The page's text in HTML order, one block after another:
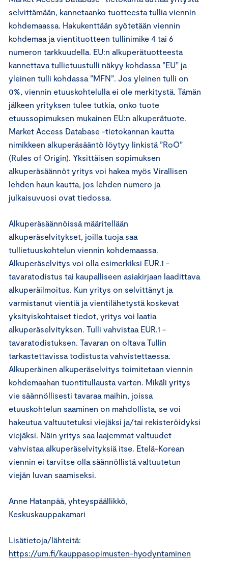
selvittämään, kannetaanko tuotteesta tullia viennin
kohdemaassa. Hakukenttään syötetään viennin
kohdemaa ja vientituotteen tullinimike 4 tai 6
numeron tarkkuudella. EU:n alkuperätuotteesta
kannettava tullietuustulli näkyy kohdassa ”EU” ja
yleinen tulli kohdassa ”MFN”. Jos yleinen tulli on
0%, viennin etuuskohtelulla ei ole merkitystä. Tämän
jälkeen yrityksen tulee tutkia, onko tuote
etuussopimuksen mukainen EU:n alkuperätuote.
Market Access Database -tietokannan kautta
nimikkeen alkuperäsääntö löytyy linkistä ”RoO”
(Rules of Origin). Yksittäisen sopimuksen
alkuperäsäännöt yritys voi hakea myös Virallisen
lehden haun kautta, jos lehden numero ja
julkaisuvuosi ovat tiedossa.
Alkuperäsäännöissä määritellään
alkuperäselvitykset, joilla tuoja saa
tullietuuskohtelun viennin kohdemaassa.
Alkuperäselvitys voi olla esimerkiksi EUR.1 -
tavaratodistus tai kaupalliseen asiakirjaan laadittava
alkuperäilmoitus. Kun yritys on selvittänyt ja
varmistanut vientiä ja vientilähetystä koskevat
yksityiskohtaiset tiedot, yritys voi laatia
alkuperäselvityksen. Tulli vahvistaa EUR.1 -
tavaratodistuksen. Tavaran on oltava Tullin
tarkastettavissa todistusta vahvistettaessa.
Alkuperäinen alkuperäselvitys toimitetaan viennin
kohdemaahan tuontitullausta varten. Mikäli yritys
vie säännöllisesti tavaraa maihin, joissa
etuuskohtelun saaminen on mahdollista, se voi
hakeutua valtuutetuksi viejäksi ja/tai rekisteröidyksi
viejäksi. Näin yritys saa laajemmat valtuudet
vahvistaa alkuperäselvityksiä itse. Etelä-Korean
viennin ei tarvitse olla säännöllistä valtuutetun
viejän luvan saamiseksi.
Anne Hatanpää, yhteyspäällikkö,
Keskuskauppakamari
Lisätietoja/lähteitä:
https://um.fi/kauppasopimusten-hyodyntaminen